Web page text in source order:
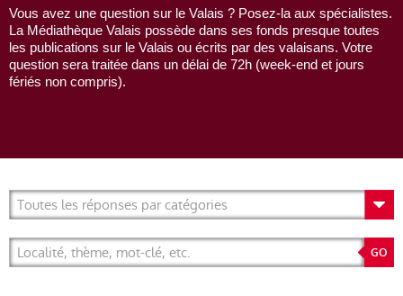
Vous avez une question sur le Valais ? Posez-la aux spécialistes.
La Médiathèque Valais possède dans ses fonds presque toutes
les publications sur le Valais ou écrits par des valaisans. Votre
question sera traitée dans un délai de 72h (week-end et jours
fériés non compris).